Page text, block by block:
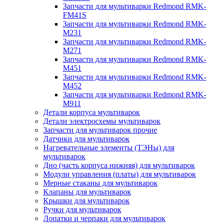
Запчасти для мультиварки Redmond RMK-
FM41S
Запчасти для мультиварки Redmond RMK-
M231
Запчасти для мультиварки Redmond RMK-
M271
Запчасти для мультиварки Redmond RMK-
M451
Запчасти для мультиварки Redmond RMK-
M452
Запчасти для мультиварки Redmond RMK-
M911
Детали корпуса мультиварок
Детали электросхемы мультиварок
Запчасти для мультиварок прочие
Датчики для мультиварок
Нагревательные элементы (ТЭНы) для
мультиварок
Дно (часть корпуса нижняя) для мультиварок
Модули управления (платы) для мультиварок
Мерные стаканы для мультиварок
Клапаны для мультиварок
Крышки для мультиварок
Ручки для мультиварок
Лопатки и черпаки для мультиварок